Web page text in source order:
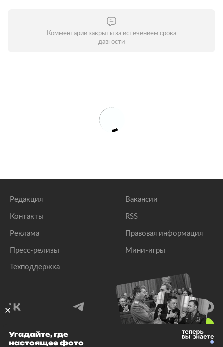
Комментарии закрыты за истечением срока
давности
Редакция
Контакты
Реклама
Пресс-релизы
Техподдержка
Вакансии
RSS
Правовая информация
Мини-игры
© 1999–2026 Все права защищены.
Угадайте, где
настоящее фото